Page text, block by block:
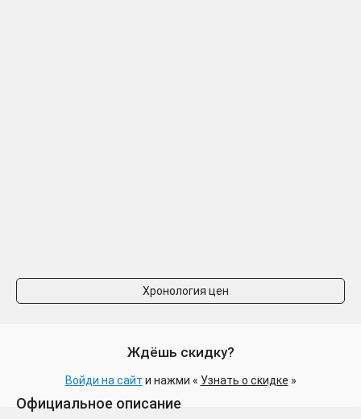
⭐ Niffelheim Steam КЛЮЧ
209 ₽
Хронология цен
Ждёшь скидку?
Войди на сайт и нажми « Узнать о скидке »
Официальное описание